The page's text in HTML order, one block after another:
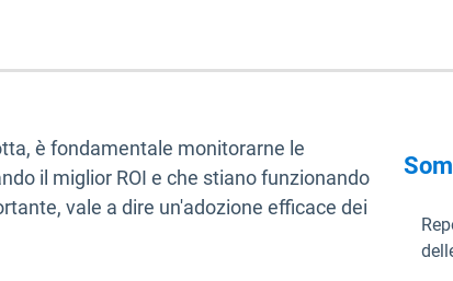
è fondamentale monitorarne le
il miglior ROI e che stiano funzionando
vale a dire un'adozione efficace dei